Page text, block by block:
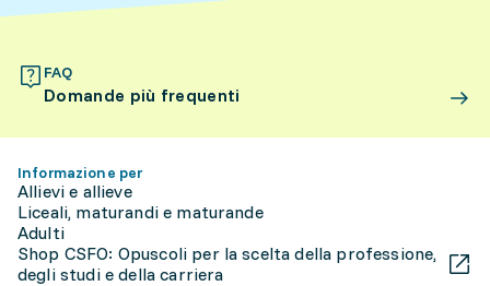
FAQ
Domande più frequenti
Informazione per
Allievi e allieve
Liceali, maturandi e maturande
Adulti
Shop CSFO: Opuscoli per la scelta della professione,
degli studi e della carriera